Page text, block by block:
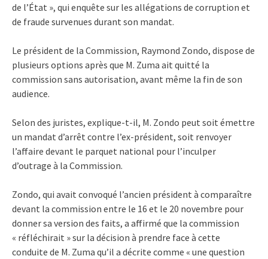
de l’État », qui enquête sur les allégations de corruption et
de fraude survenues durant son mandat.
Le président de la Commission, Raymond Zondo, dispose de
plusieurs options après que M. Zuma ait quitté la
commission sans autorisation, avant même la fin de son
audience.
Selon des juristes, explique-t-il, M. Zondo peut soit émettre
un mandat d’arrêt contre l’ex-président, soit renvoyer
l’affaire devant le parquet national pour l’inculper
d’outrage à la Commission.
Zondo, qui avait convoqué l’ancien président à comparaître
devant la commission entre le 16 et le 20 novembre pour
donner sa version des faits, a affirmé que la commission
« réfléchirait » sur la décision à prendre face à cette
conduite de M. Zuma qu’il a décrite comme « une question